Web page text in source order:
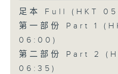
足本 Full (HKT
第一部份 Part 1
06:00)
第二部份 Part 2
06:35)